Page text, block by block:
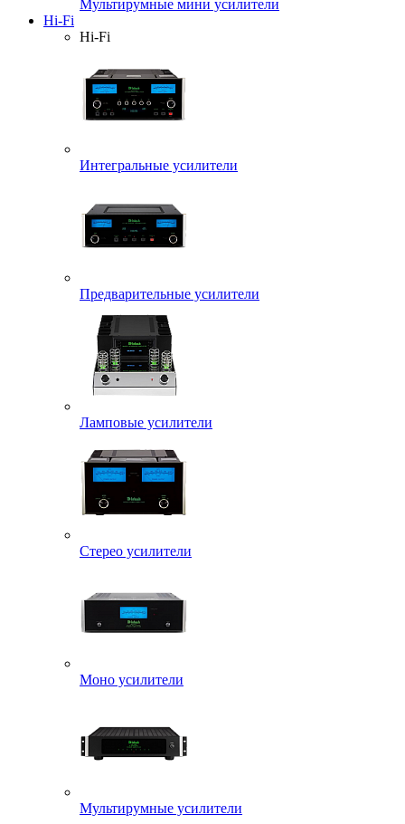
Мультирумные мини усилители
Hi-Fi
Hi-Fi
Интегральные усилители
Предварительные усилители
Ламповые усилители
Стерео усилители
Моно усилители
Мультирумные усилители